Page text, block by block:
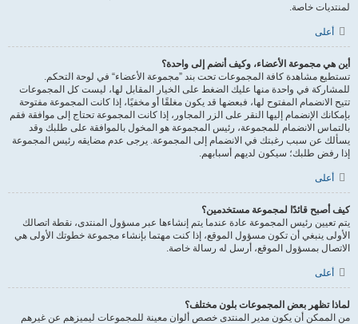
لمنتديات خاصة.
أعلى
أين هي مجموعة الأعضاء، وكيف أنضم إلى واحدة؟
تستطيع مشاهدة كافة المجموعات تحت بند ”مجموعة الأعضاء“ في لوحة التحكم.
للمشاركة في واحدة منها عليك الضغط على الخيار المقابل لها، ليست كل المجموعات
تتيح الانضمام المفتوح لها، فبعضها قد يكون مغلقًا أو مخفيًا، إذا كانت المجموعة مفتوحة
بإمكانك الإنضمام إليها النقر على الزر المجاور، إذا كانت المجموعة تحتاج إلى موافقة فقم
بالتماس الانضمام للمجموعة، رئيس المجموعة هو المخول بالموافقة على طلبك وقد
يسألك عن سبب رغبتك في الانضمام إلى المجموعة. يرجى عدم مضايقه رئيس المجموعة
إذا رفض طلبك؛ سيكون لديهم أسبابهم.
أعلى
كيف أصبح قائدًا لمجموعة مستخدمين؟
يتم تعيين رئيس المجموعة عادة عندما يتم إنشاءها عبر مسؤول المنتدى، نقطة اتصالك
الأولى ينبغي أن تكون مسؤول الموقع، إذا كنت مهتما بإنشاء مجموعة خطوتك الأولى هي
الاتصال بمسؤول الموقع، أرسل له رسالة خاصة.
أعلى
لماذا تظهر بعض المجموعات بلون مختلف؟
من الممكن أن يكون مدير المنتدى خصص ألوان معينة للمجموعات ليميزهم عن غيرهم